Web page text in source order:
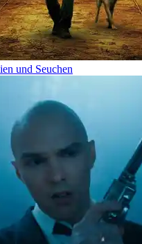
und Seuchen